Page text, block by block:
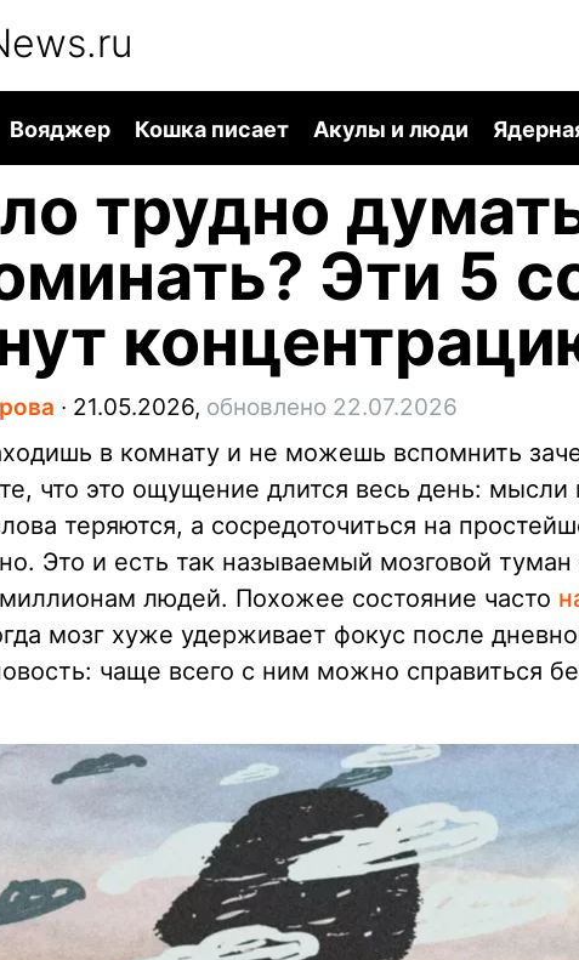
Вояджер Кошка писает Акулы и люди
трудно
Эти 5
∙ 21.05.2026, обновлено 22.07.2026
в комнату и не можешь вспомнить
что это ощущение длится весь день: мысли
теряются, а сосредоточиться на
Это и есть так называемый мозговой
людей. Похожее состояние часто
мозг хуже удерживает фокус после
чаще всего с ним можно справиться